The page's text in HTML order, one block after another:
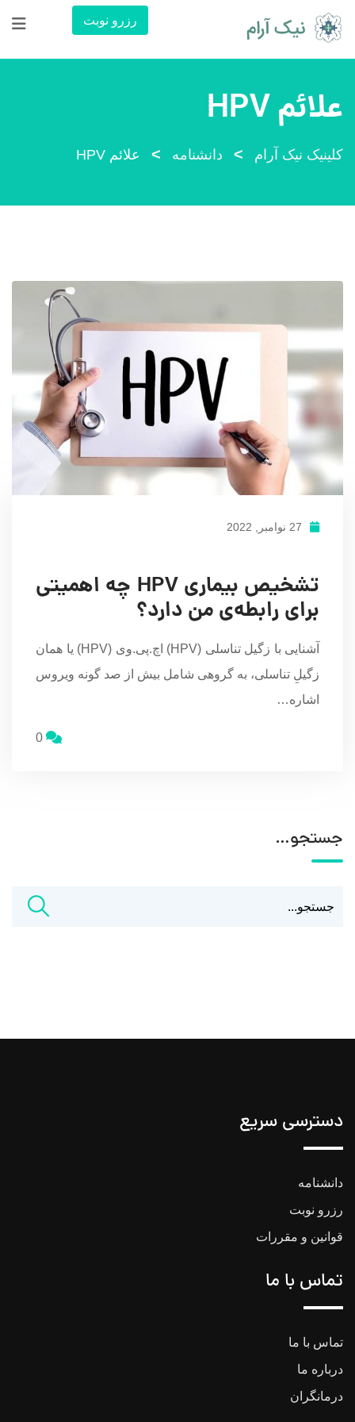
محتوا
رزرو نوبت
علائم HPV
کلینیک نیک آرام > دانشنامه > علائم HPV
تشخیص بیماری HPV چه اهمیتی
برای رابطه‌ی من دارد؟
آشنایی با زگیل تناسلی (HPV) اچ.پی.وی (HPV) یا همان
زگیلِ تناسلی، به گروهی شامل بیش از صد گونه ویروس
اشاره…
جستجو…
دسترسی سریع
دانشنامه
رزرو نوبت
قوانین و مقررات
تماس با ما
تماس با ما
درباره ما
درمانگران